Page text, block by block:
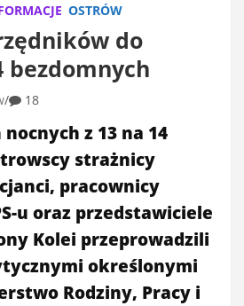
OSTRÓW
do
bezdomnych
18
z 13 na 14
strażnicy
pracownicy
u oraz przedstawiciele
Kolei przeprowadzili
określonymi
Rodziny, Pracy i